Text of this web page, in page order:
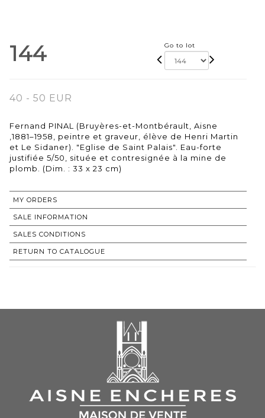
144 Go to lot
40 - 50 EUR
Fernand PINAL (Bruyères-et-Montbérault, Aisne
,1881–1958, peintre et graveur, élève de Henri Martin
et Le Sidaner). "Eglise de Saint Palais". Eau-forte
justifiée 5/50, située et contresignée à la mine de
plomb. (Dim. : 33 x 23 cm)
MY ORDERS
SALE INFORMATION
SALES CONDITIONS
RETURN TO CATALOGUE